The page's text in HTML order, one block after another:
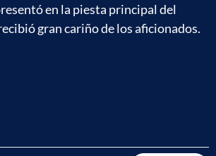
en la piesta principal del
gran cariño de los aficionados.